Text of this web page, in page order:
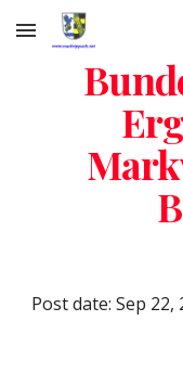
Skip to main content
Post date: Sep 22,